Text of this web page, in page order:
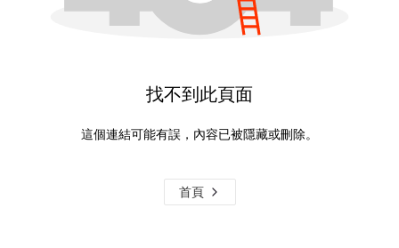
找不到此頁面
這個連結可能有誤，內容已被隱藏或刪除。
首頁